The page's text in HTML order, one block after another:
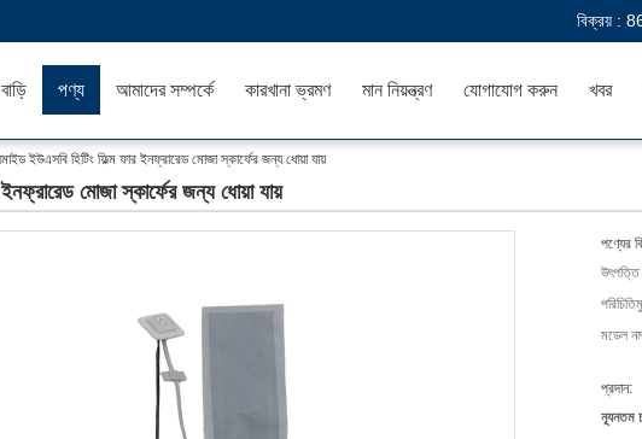
বিক্রয় :
বাড়ি পণ্য আমাদের সম্পর্কে কারখানা ভ্রমণ মান নিয়ন্ত্রণ যোগাযোগ করুন খবর
ইউএসবি হিটিং ফিল্ম ফার ইনফ্রারেড মোজা স্কার্ফের জন্য ধোয়া যায়
মোজা স্কার্ফের জন্য ধোয়া যায়
পণ্যের
মডেল
প্রদান:
ন্যূনতম